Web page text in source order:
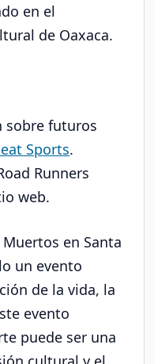
en el
de Oaxaca.
sobre futuros
Sports.
Runners
web.
en Santa
un evento
de la vida, la
evento
puede ser una